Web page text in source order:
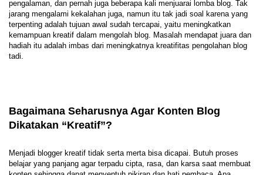
pengalaman, dan pernah juga beberapa kali menjuarai lomba blog. Tak
jarang mengalami kekalahan juga, namun itu tak jadi soal karena yang
terpenting adalah tujuan awal sudah tercapai, yaitu meningkatkan
kemampuan kreatif dalam mengolah blog. Masalah mendapat juara dan
hadiah itu adalah imbas dari meningkatnya kreatifitas pengolahan blog
tadi.
Bagaimana Seharusnya Agar Konten Blog
Dikatakan “Kreatif”?
Menjadi blogger kreatif tidak serta merta bisa dicapai. Butuh proses
belajar yang panjang agar terpadu cipta, rasa, dan karsa saat membuat